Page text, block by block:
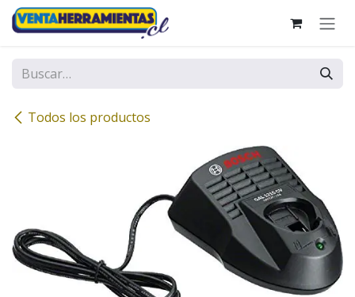
Ir al contenido
Todos los productos